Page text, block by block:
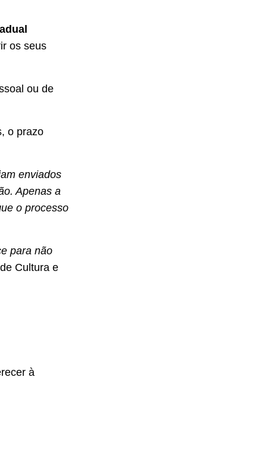
os seus
ou de
o prazo
enviados
Apenas a
o processo
para não
Cultura e
à